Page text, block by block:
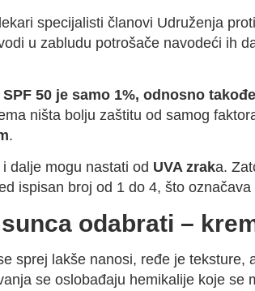
specijalisti članovi Udruženja
u zabludu potrošače navodeći ih
50 je samo 1%, odnosno
ništa bolju zaštitu od samog
.
dalje mogu nastati od UVA zraka.
ispisan broj od 1 do 4, što
odabrati –
sprej lakše nanosi, ređe je teksture,
se oslobađaju hemikalije koje se